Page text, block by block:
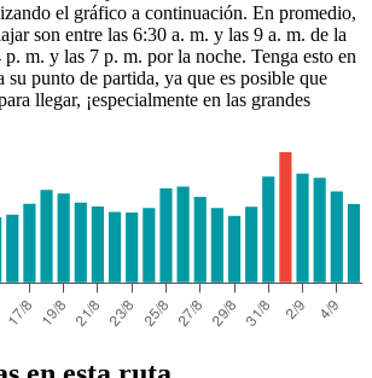
el gráfico a continuación. En promedio,
son entre las 6:30 a. m. y las 9 a. m. de la
p. m. y las 7 p. m. por la noche. Tenga esto en
su punto de partida, ya que es posible que
llegar, ¡especialmente en las grandes